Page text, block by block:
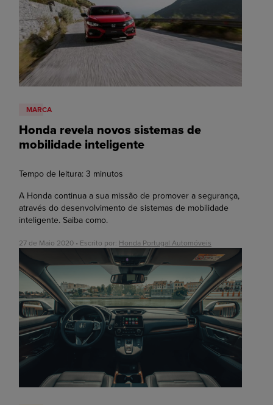
MARCA
Honda revela novos sistemas de
mobilidade inteligente
Tempo de leitura: 3 minutos
A Honda continua a sua missão de promover a segurança,
através do desenvolvimento de sistemas de mobilidade
inteligente. Saiba como.
27 de Maio 2020 • Escrito por: Honda Portugal Automóveis